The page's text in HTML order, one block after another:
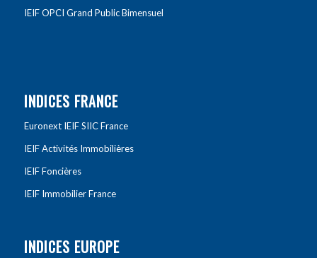
IEIF OPCI Grand Public Bimensuel
INDICES FRANCE
Euronext IEIF SIIC France
IEIF Activités Immobilières
IEIF Foncières
IEIF Immobilier France
INDICES EUROPE